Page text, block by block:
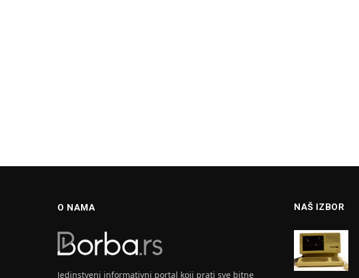
O NAMA
Jedinstveni informativni portal koji prati sve bitne
NAŠ IZBOR